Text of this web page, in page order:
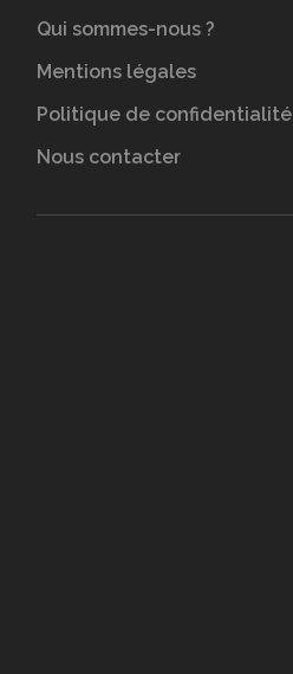
Qui sommes-nous ?
Mentions légales
Politique de confidentialité
Nous contacter